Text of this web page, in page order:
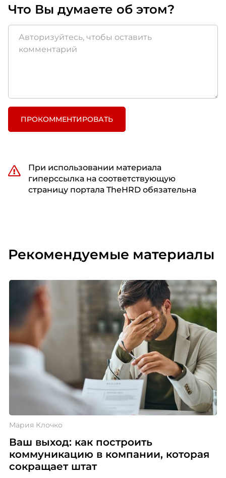
Что Вы думаете об этом?
ПРОКОММЕНТИРОВАТЬ
При использовании материала
гиперссылка на соответствующую
страницу портала TheHRD обязательна
Рекомендуемые материалы
Мария Клочко
Ваш выход: как построить
коммуникацию в компании, которая
сокращает штат